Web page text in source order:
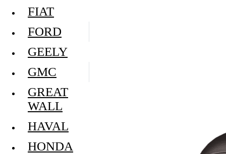
FIAT
FORD
GEELY
GMC
GREAT
WALL
HAVAL
HONDA